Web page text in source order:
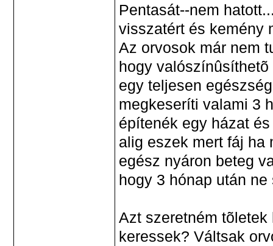
Pentasát--nem
visszatért és kemény
Az orvosok már nem
hogy
egy teljesen
megkeseríti valami 3
építenék egy házat
alig eszek mert fáj ha
egész nyáron beteg
hogy 3 hónap után
Azt szeretném
keressek? Váltsak